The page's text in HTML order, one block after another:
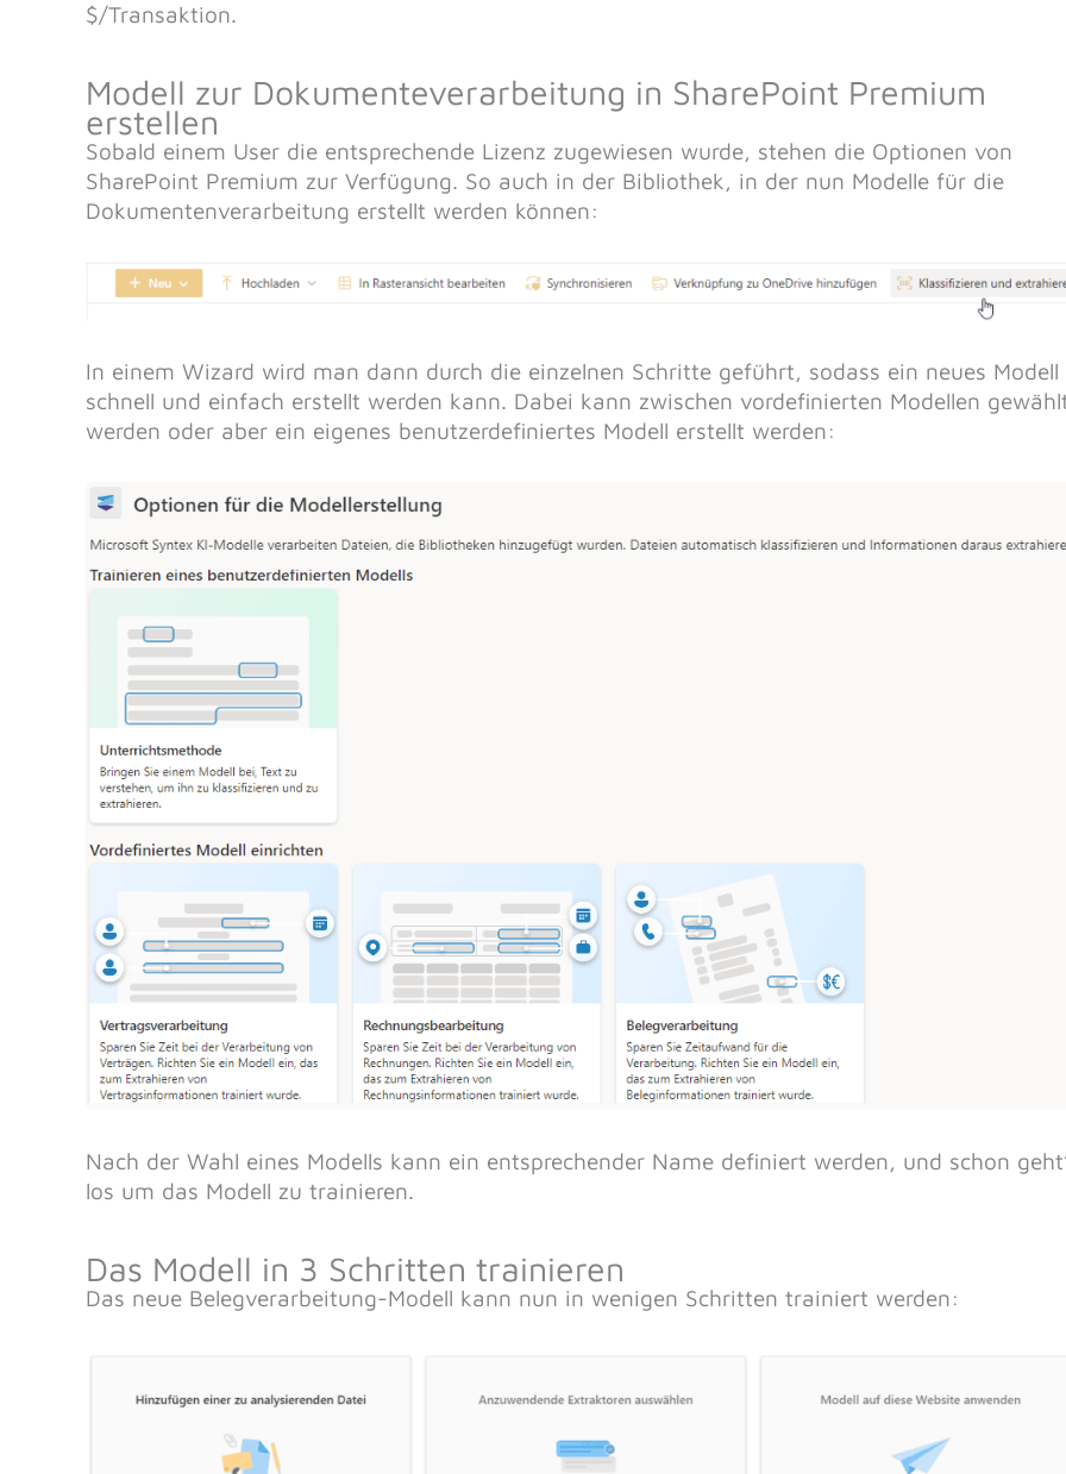
$/Transaktion.
Modell zur Dokumenteverarbeitung in SharePoint Premium
erstellen
Sobald einem User die entsprechende Lizenz zugewiesen wurde, stehen die Optionen von
SharePoint Premium zur Verfügung. So auch in der Bibliothek, in der nun Modelle für die
Dokumentenverarbeitung erstellt werden können:
In einem Wizard wird man dann durch die einzelnen Schritte geführt, sodass ein neues Modell
schnell und einfach erstellt werden kann. Dabei kann zwischen vordefinierten Modellen
werden oder aber ein eigenes benutzerdefiniertes Modell erstellt werden:
Nach der Wahl eines Modells kann ein entsprechender Name definiert werden, und schon
los um das Modell zu trainieren.
Das Modell in 3 Schritten trainieren
Das neue Belegverarbeitung-Modell kann nun in wenigen Schritten trainiert werden: